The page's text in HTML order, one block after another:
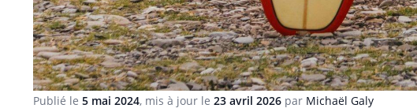
Publié le 5 mai 2024, mis à jour le 23 avril 2026 par Michaël Galy